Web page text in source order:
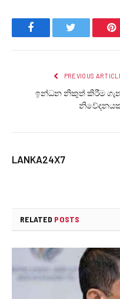
FacebookTwitter
PREVIOUS
ඉන්ධන නිකුත් කිරීම
LANKA24X7
RELATED POSTS